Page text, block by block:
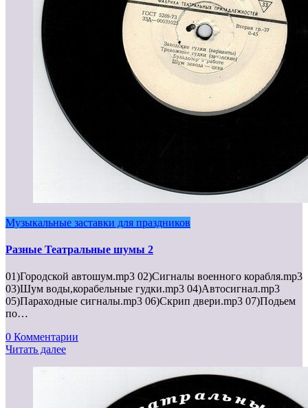
Музыкальные заставки для праздников
Разные Театральные шумы 2
01)Городской автошум.mp3 02)Сигналы военного корабля.mp3
03)Шум воды,корабельные гудки.mp3 04)Автосигнал.mp3
05)Параходные сигналы.mp3 06)Скрип двери.mp3 07)Подьем
по…
0 Комментарии
Читать далее